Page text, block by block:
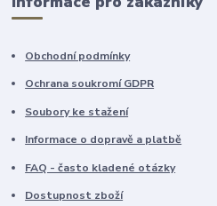
Obchodní podmínky
Ochrana soukromí GDPR
Soubory ke stažení
Informace o dopravě a platbě
FAQ - často kladené otázky
Dostupnost zboží